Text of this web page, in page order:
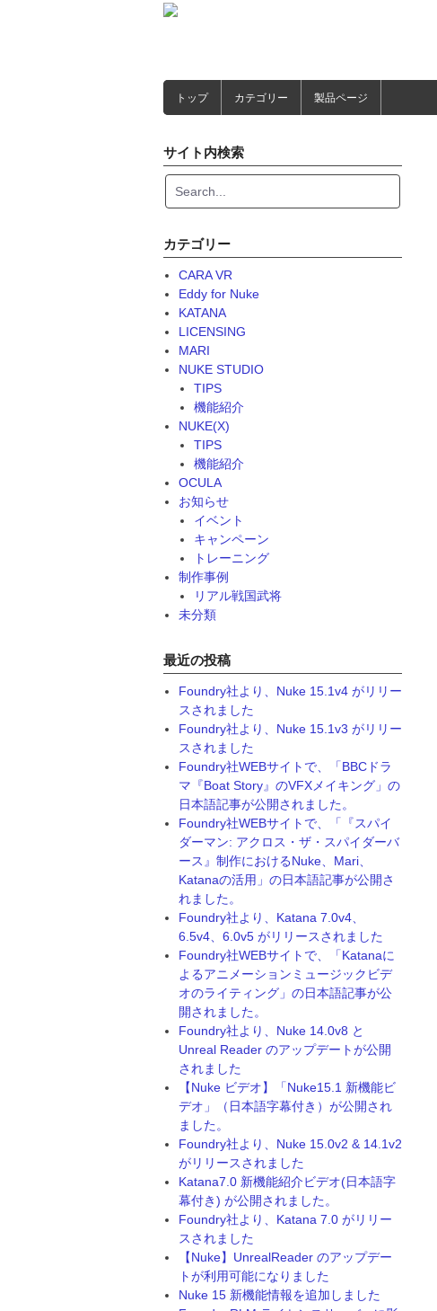
トップ カテゴリー 製品ページ
サイト内検索
カテゴリー
CARA VR
Eddy for Nuke
KATANA
LICENSING
MARI
NUKE STUDIO
TIPS
機能紹介
NUKE(X)
TIPS
機能紹介
OCULA
お知らせ
イベント
キャンペーン
トレーニング
制作事例
リアル戦国武将
未分類
最近の投稿
Foundry社より、Nuke 15.1v4 がリリー
スされました
Foundry社より、Nuke 15.1v3 がリリー
スされました
Foundry社WEBサイトで、「BBCドラ
マ『Boat Story』のVFXメイキング」の
日本語記事が公開されました。
Foundry社WEBサイトで、「『スパイ
ダーマン: アクロス・ザ・スパイダーバ
ース』制作におけるNuke、Mari、
Katanaの活用」の日本語記事が公開さ
れました。
Foundry社より、Katana 7.0v4、
6.5v4、6.0v5 がリリースされました
Foundry社WEBサイトで、「Katanaに
よるアニメーションミュージックビデ
オのライティング」の日本語記事が公
開されました。
Foundry社より、Nuke 14.0v8 と
Unreal Reader のアップデートが公開
されました
【Nuke ビデオ】「Nuke15.1 新機能ビ
デオ」（日本語字幕付き）が公開され
ました。
Foundry社より、Nuke 15.0v2 & 14.1v2
がリリースされました
Katana7.0 新機能紹介ビデオ(日本語字
幕付き) が公開されました。
Foundry社より、Katana 7.0 がリリー
スされました
【Nuke】UnrealReader のアップデー
トが利用可能になりました
Nuke 15 新機能情報を追加しました